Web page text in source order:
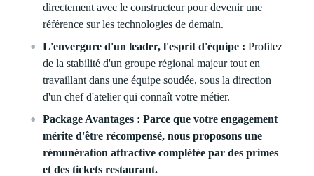
directement avec le constructeur pour devenir une
référence sur les technologies de demain.
L'envergure d'un leader, l'esprit d'équipe :Profitez
de la stabilité d'un groupe régional majeur tout en
travaillant dans une équipe soudée, sous la direction
d'un chef d'atelier qui connaît votre métier.
Package Avantages : Parce que votre engagement
mérite d'être récompensé, nous proposons une
rémunération attractive complétée par des primes
et des tickets restaurant.